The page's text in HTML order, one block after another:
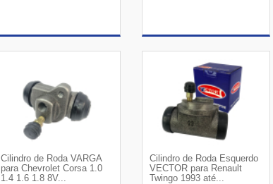
Cilindro de Roda VARGA
para Chevrolet Corsa 1.0
1.4 1.6 1.8 8V...
Cilindro de Roda Esquerdo
VECTOR para Renault
Twingo 1993 até...